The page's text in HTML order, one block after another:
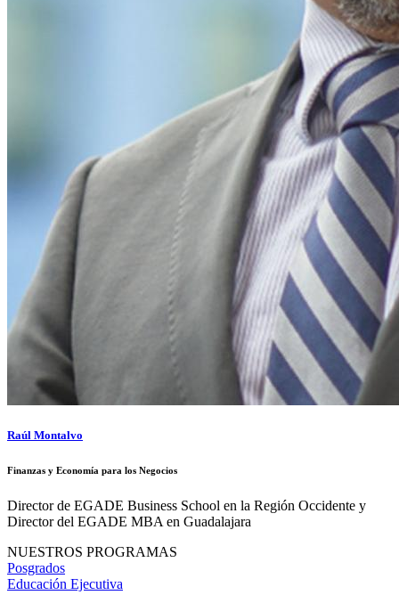
Raúl Montalvo
Finanzas y Economía para los Negocios
Director de EGADE Business School en la Región Occidente y
Director del EGADE MBA en Guadalajara
NUESTROS PROGRAMAS
Posgrados
Educación Ejecutiva